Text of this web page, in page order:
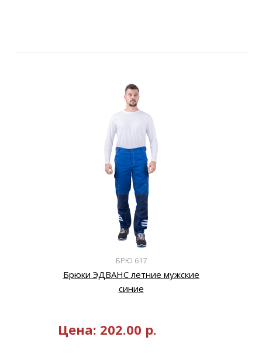
БРЮ 617
Брюки ЭДВАНС летние мужские
синие
Цена: 202.00 р.